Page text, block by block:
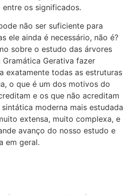
os significados.
não ser suficiente para
ele ainda é necessário, não é?
sobre o estudo das árvores
Gerativa fazer
exatamente todas as estruturas
o que é um dos motivos do
e os que não acreditam
moderna mais estudada
extensa, muito complexa, e
avanço do nosso estudo e
em geral.